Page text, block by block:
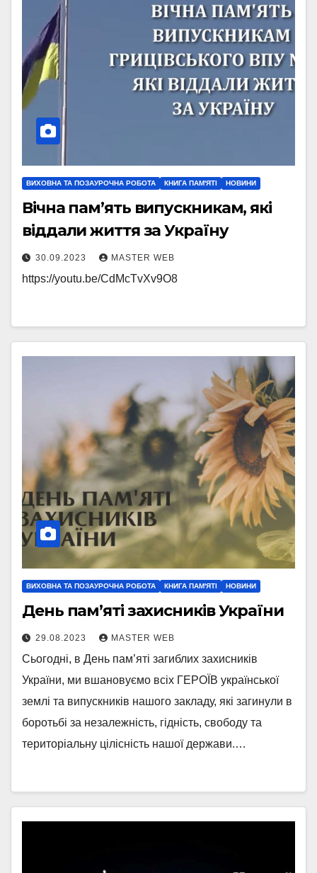
ВИХОВНА ТА ПОЗАУРОЧНА РОБОТА КНИГА ПАМ'ЯТІ НОВИНИ
Вічна пам’ять випускникам, які
віддали життя за Україну
30.09.2023 MASTER WEB
https://youtu.be/CdMcTvXv9O8
ВИХОВНА ТА ПОЗАУРОЧНА РОБОТА КНИГА ПАМ'ЯТІ НОВИНИ
День пам’яті захисників України
29.08.2023 MASTER WEB
Сьогодні, в День пам’яті загиблих захисників
України, ми вшановуємо всіх ГЕРОЇВ української
землі та випускників нашого закладу, які загинули в
боротьбі за незалежність, гідність, свободу та
територіальну цілісність нашої держави.…